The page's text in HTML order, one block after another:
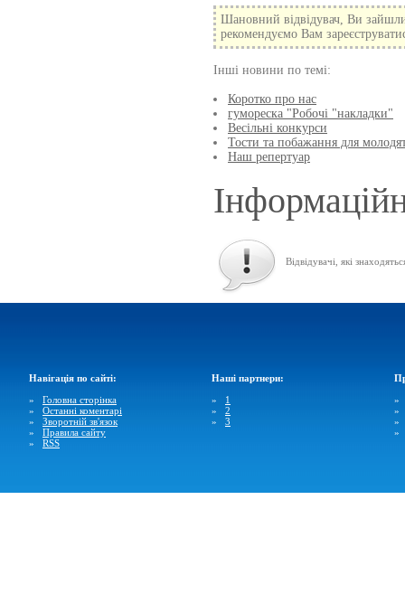
Шановний відвідувач, Ви
рекомендуємо Вам
Інші новини по темі:
Коротко про нас
гумореска "Робочі "накладки"
Весільні конкурси
Тости та побажання для
Наш репертуар
Відвідувачі, які
Навігація по сайті:
» Головна сторінка
» Останні коментарі
» Зворотній зв'язок
» Правила сайту
» RSS
Наші партнери:
» 1
» 2
» 3